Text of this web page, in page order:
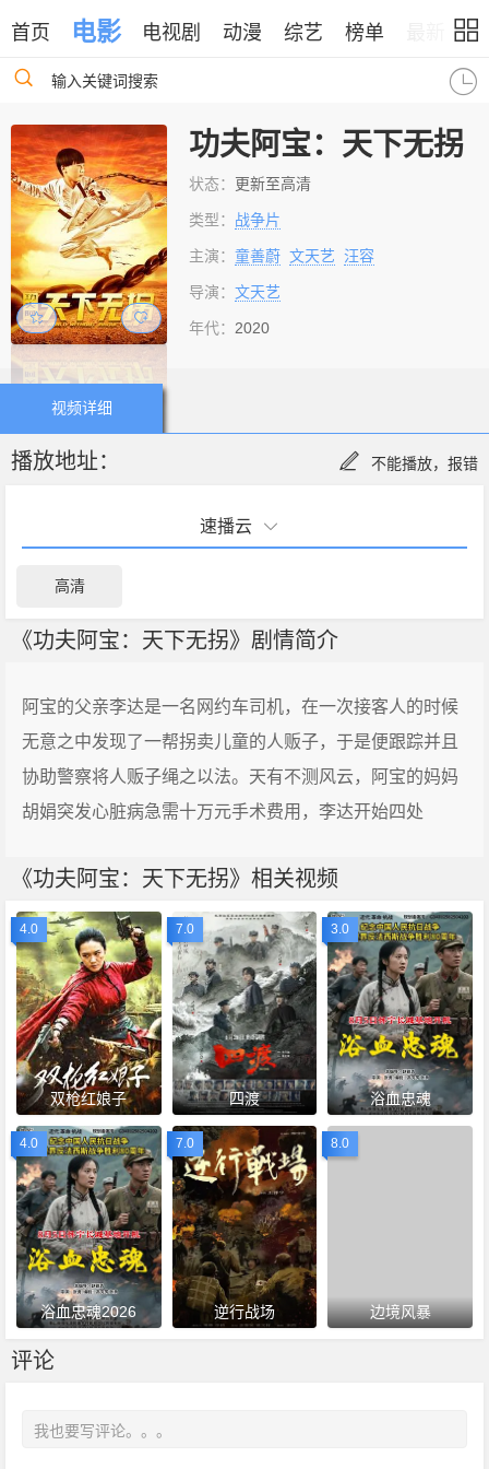
首页 电影 电视剧 动漫 综艺 榜单
输入关键词搜索
功夫阿宝：天下无拐
状态： 更新至高清
类型： 战争片
主演：童善蔚 文天艺 汪容
导演：文天艺
年代： 2020
视频详细
播放地址： 不能播放，报错
速播云
高清
《功夫阿宝：天下无拐》剧情简介
阿宝的父亲李达是一名网约车司机，在一次接客人的时候
无意之中发现了一帮拐卖儿童的人贩子，于是便跟踪并且
协助警察将人贩子绳之以法。天有不测风云，阿宝的妈妈
胡娟突发心脏病急需十万元手术费用，李达开始四处
《功夫阿宝：天下无拐》相关视频
4.0
双枪红娘子
7.0
四渡
3.0
浴血忠魂
4.0
浴血忠魂2026
7.0
逆行战场
8.0
边境风暴
评论